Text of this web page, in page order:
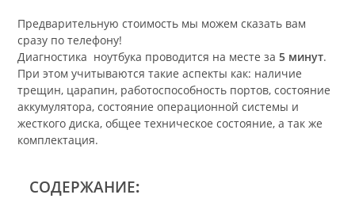
Предварительную стоимость мы можем сказать вам
сразу по телефону!
Диагностика ноутбука проводится на месте за5 минут.
При этом учитываются такие аспекты как: наличие
трещин, царапин, работоспособность портов, состояние
аккумулятора, состояние операционной системы и
жесткого диска, общее техническое состояние, а так же
комплектация.
СОДЕРЖАНИЕ: